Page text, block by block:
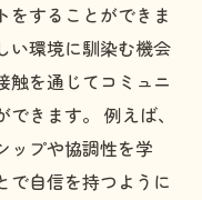
をすることができま
い環境に馴染む機会
触を通じてコミュニ
きます。 例えば、
ップや協調性を学
で自信を持つように